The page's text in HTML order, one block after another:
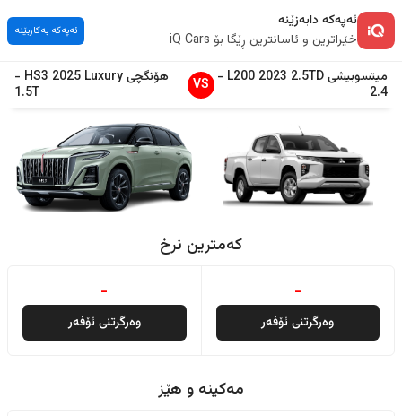
ئەپەکە دابەزێنە
خێراترین و ئاسانترین ڕێگا بۆ iQ Cars
ئەپەکە بەکاربێنە
میتسوبیشی L200 2023 2.5TD
-
2.4
VS هۆنگچی HS3 2025 Luxury
-
1.5T
کەمترین نرخ
-
وەرگرتنی ئۆفەر
-
وەرگرتنی ئۆفەر
مەکینە و هێز